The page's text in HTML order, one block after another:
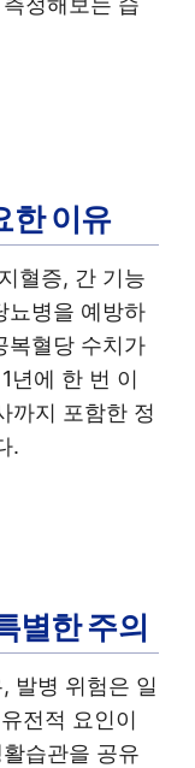
한 이유
혈증, 간 기능
뇨병을 예방하
복혈당 수치가
년에 한 번 이
까지 포함한 정
.
별한 주의
발병 위험은 일
전적 요인이
습관을 공유